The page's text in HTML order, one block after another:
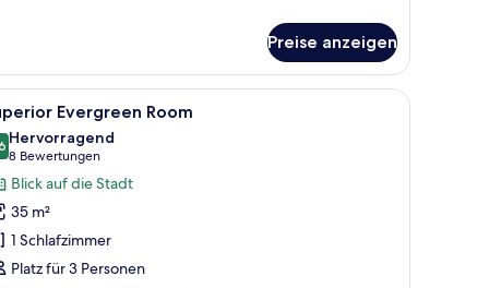
Preise anzeigen
einem Nachttisch, einem roten Sessel, einem Fenster mit Vorhängen und
Ein Hotelzimmer mit einem großen Bett,
9 Evergreen Room
von 10
Hervorragend
8 Bewertungen
(8
Bewertungen)
Blick auf die Stadt
35 m²
1 Schlafzimmer
Platz für 3 Personen